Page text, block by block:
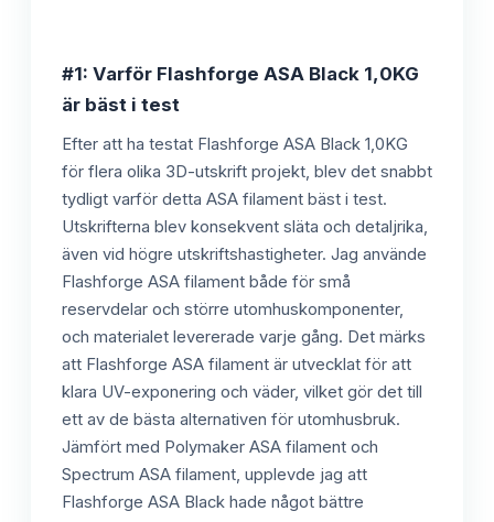
#1: Varför Flashforge ASA Black 1,0KG
är bäst i test
Efter att ha testat Flashforge ASA Black 1,0KG
för flera olika 3D-utskrift projekt, blev det snabbt
tydligt varför detta ASA filament bäst i test.
Utskrifterna blev konsekvent släta och detaljrika,
även vid högre utskriftshastigheter. Jag använde
Flashforge ASA filament både för små
reservdelar och större utomhuskomponenter,
och materialet levererade varje gång. Det märks
att Flashforge ASA filament är utvecklat för att
klara UV-exponering och väder, vilket gör det till
ett av de bästa alternativen för utomhusbruk.
Jämfört med Polymaker ASA filament och
Spectrum ASA filament, upplevde jag att
Flashforge ASA Black hade något bättre